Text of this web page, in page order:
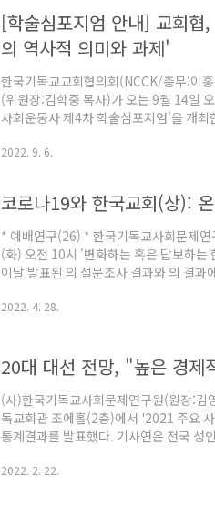
개신교인과 사회 인식에 대해 별 차이가
[학술심포지엄 안내] 교회
의 역사적 의미와 과제'
한국기독교교회협의회(NCCK/총무:이
(위원장:김학중 목사)가 오는 9월 14일
사회운동사 제4차 학술심포지엄'을 개
최 측은 "지난 1924년 조직된 교회협은
한 바 있다"라며 "아번 심포지엄은 채택
승할 유산과 과제들을 새롭게 인식하고
2022. 9. 6.
코로나19와 한국교회(상):
* 예배연구(26) * 한국기독교사회문제
(화) 오전 10시 '변화하는 혹은 답보하는
이날 발표된 의 설문조사 결과와 의 결
3일까지 온라인 패널을 활용한 온라인
우드 분석(Word Cloud Analysis)과 의
2022. 4. 28.
20대 대선 전망, "높은 경제
(사)한국기독교사회문제연구원(원장:김
독교회관 조에홀(2층)에서 '2021 주요
통계결과를 발표했다. 기사연은 전국 성
회/젠더/ 신앙 등 우리나라 주요 사회 현
2022. 2. 22.